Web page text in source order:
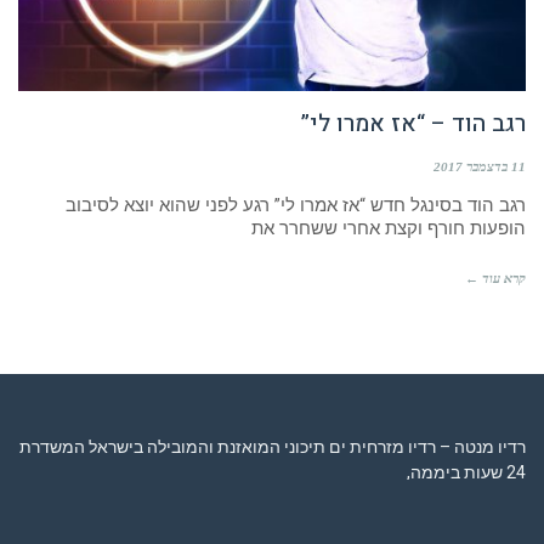
רגב הוד – “אז אמרו לי”
11 בדצמבר 2017
רגב הוד בסינגל חדש “אז אמרו לי” רגע לפני שהוא יוצא לסיבוב
הופעות חורף וקצת אחרי ששחרר את
קרא עוד ←
רדיו מנטה – רדיו מזרחית ים תיכוני המואזנת והמובילה בישראל המשדרת
24 שעות ביממה,